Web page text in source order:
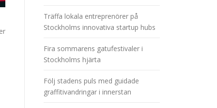
Träffa lokala entreprenörer på
Stockholms innovativa startup hubs
Fira sommarens gatufestivaler i
Stockholms hjärta
Följ stadens puls med guidade
graffitivandringar i innerstan